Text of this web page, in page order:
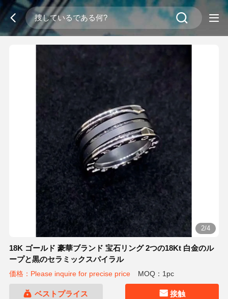
2/4
18K ゴールド 豪華ブランド 宝石リング 2つの18Kt 白金のル
ープと黒のセラミックスパイラル
価格：Please inquire for precise price MOQ：1pc
ベストプライス 接触